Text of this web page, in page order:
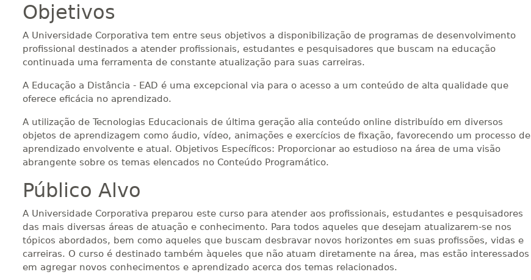
Objetivos
A Universidade Corporativa tem entre seus objetivos a disponibilização de programas de desenvolvimento
profissional destinados a atender profissionais, estudantes e pesquisadores que buscam na educação
continuada uma ferramenta de constante atualização para suas carreiras.
A Educação a Distância - EAD é uma excepcional via para o acesso a um conteúdo de alta qualidade que
oferece eficácia no aprendizado.
A utilização de Tecnologias Educacionais de última geração alia conteúdo online distribuído em diversos
objetos de aprendizagem como áudio, vídeo, animações e exercícios de fixação, favorecendo um processo de
aprendizado envolvente e atual. Objetivos Específicos: Proporcionar ao estudioso na área de uma visão
abrangente sobre os temas elencados no Conteúdo Programático.
Público Alvo
A Universidade Corporativa preparou este curso para atender aos profissionais, estudantes e pesquisadores
das mais diversas áreas de atuação e conhecimento. Para todos aqueles que desejam atualizarem-se nos
tópicos abordados, bem como aqueles que buscam desbravar novos horizontes em suas profissões, vidas e
carreiras. O curso é destinado também àqueles que não atuam diretamente na área, mas estão interessados
em agregar novos conhecimentos e aprendizado acerca dos temas relacionados.